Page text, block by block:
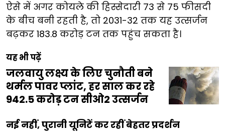
ऐसे में अगर कोयले की हिस्सेदारी 73 से 75 फीसदी
के बीच बनी रहती है, तो 2031-32 तक यह उत्सर्जन
बढ़कर 183.8 करोड़ टन तक पहुंच सकता है।
यह भी पढ़ें
जलवायु लक्ष्य के लिए चुनौती बने
थर्मल पावर प्लांट, हर साल कर रहे
942.5 करोड़ टन सीओ2 उत्सर्जन
नई नहीं, पुरानी यूनिटें कर रहीं बेहतर प्रदर्शन